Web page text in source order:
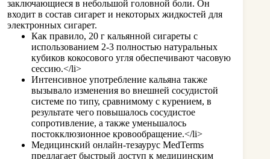
заключающиеся в небольшой головной боли. Он
входит в состав сигарет и некоторых жидкостей для
электронных сигарет.
Как правило, 20 г кальянной сигареты с
использованием 2-3 полностью натуральных
кубиков кокосового угля обеспечивают часовую
сессию.</li>
Интенсивное употребление кальяна также
вызывало изменения во внешней сосудистой
системе по типу, сравнимому с курением, в
результате чего повышалось сосудистое
сопротивление, а также уменьшалось
постокклюзионное кровообращение.</li>
Медицинский онлайн-тезаурус MedTerms
предлагает быстрый доступ к медицинским